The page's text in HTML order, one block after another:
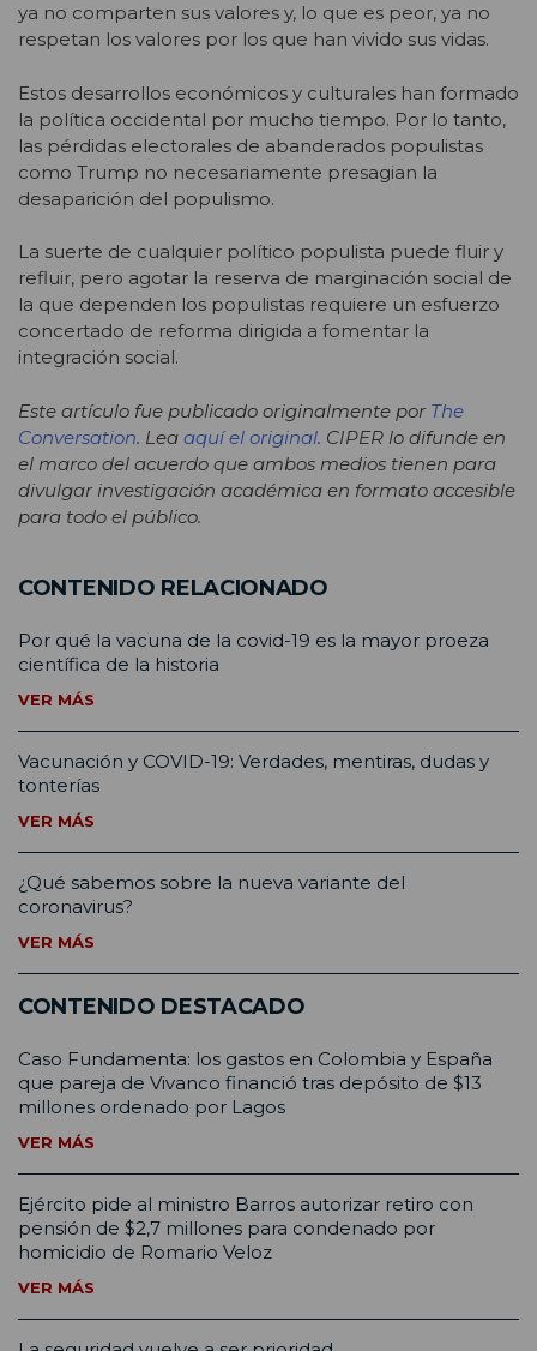
ya no comparten sus valores y, lo que es peor, ya no
respetan los valores por los que han vivido sus vidas.
Estos desarrollos económicos y culturales han formado
la política occidental por mucho tiempo. Por lo tanto,
las pérdidas electorales de abanderados populistas
como Trump no necesariamente presagian la
desaparición del populismo.
La suerte de cualquier político populista puede fluir y
refluir, pero agotar la reserva de marginación social de
la que dependen los populistas requiere un esfuerzo
concertado de reforma dirigida a fomentar la
integración social.
Este artículo fue publicado originalmente por The
Conversation. Lea aquí el original. CIPER lo difunde en
el marco del acuerdo que ambos medios tienen para
divulgar investigación académica en formato accesible
para todo el público.
CONTENIDO RELACIONADO
Por qué la vacuna de la covid-19 es la mayor proeza
científica de la historia
VER MÁS
Vacunación y COVID-19: Verdades, mentiras, dudas y
tonterías
VER MÁS
¿Qué sabemos sobre la nueva variante del
coronavirus?
VER MÁS
CONTENIDO DESTACADO
Caso Fundamenta: los gastos en Colombia y España
que pareja de Vivanco financió tras depósito de $13
millones ordenado por Lagos
VER MÁS
Ejército pide al ministro Barros autorizar retiro con
pensión de $2,7 millones para condenado por
homicidio de Romario Veloz
VER MÁS